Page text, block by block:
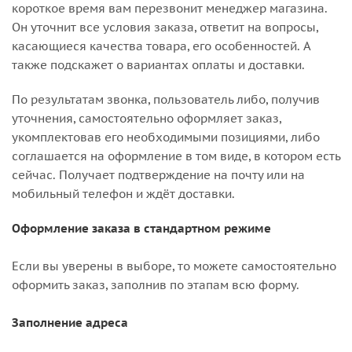
короткое время вам перезвонит менеджер магазина.
Он уточнит все условия заказа, ответит на вопросы,
касающиеся качества товара, его особенностей. А
также подскажет о вариантах оплаты и доставки.
По результатам звонка, пользователь либо, получив
уточнения, самостоятельно оформляет заказ,
укомплектовав его необходимыми позициями, либо
соглашается на оформление в том виде, в котором есть
сейчас. Получает подтверждение на почту или на
мобильный телефон и ждёт доставки.
Оформление заказа в стандартном режиме
Если вы уверены в выборе, то можете самостоятельно
оформить заказ, заполнив по этапам всю форму.
Заполнение адреса